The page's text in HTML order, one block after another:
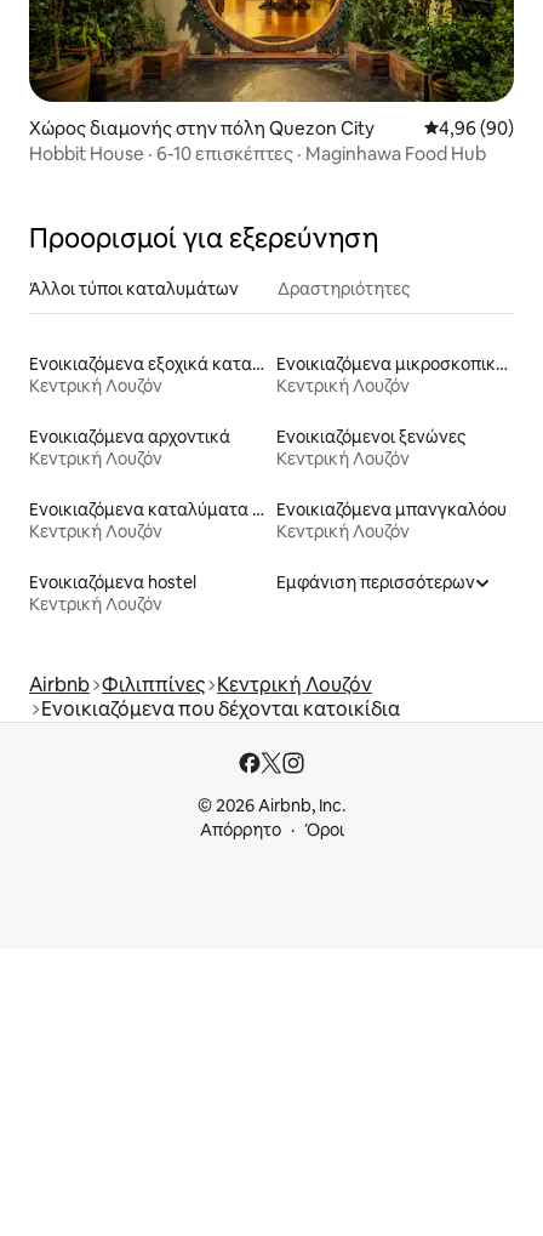
Χώρος διαμονής στην πόλη Quezon City Μέση
4,96 (90)
Hobbit House · 6-10 επισκέπτες · Maginhawa Food Hub
Προορισμοί για εξερεύνηση
Άλλοι τύποι καταλυμάτων Δραστηριότητες
Ενοικιαζόμενα εξοχικά καταλύματα
Κεντρική Λουζόν
Ενοικιαζόμενα μικροσκοπικά σπίτια
Κεντρική Λουζόν
Ενοικιαζόμενα αρχοντικά
Κεντρική Λουζόν
Ενοικιαζόμενοι ξενώνες
Κεντρική Λουζόν
Ενοικιαζόμενα καταλύματα σε φάρμα
Κεντρική Λουζόν
Ενοικιαζόμενα μπανγκαλόου
Κεντρική Λουζόν
Ενοικιαζόμενα hostel
Κεντρική Λουζόν
Εμφάνιση περισσότερων
Airbnb Φιλιππίνες Κεντρική Λουζόν
Ενοικιαζόμενα που δέχονται κατοικίδια
© 2026 Airbnb, Inc.
Απόρρητο
Όροι